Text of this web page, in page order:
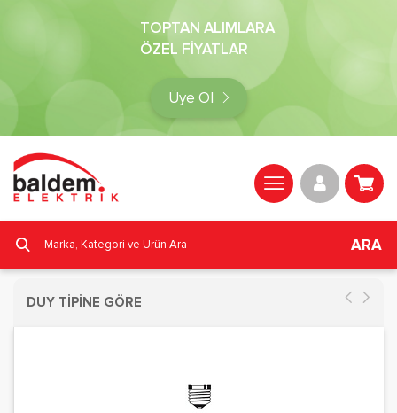
TOPTAN ALIMLARA
ÖZEL FİYATLAR
Üye Ol
ARA
DUY TİPİNE GÖRE